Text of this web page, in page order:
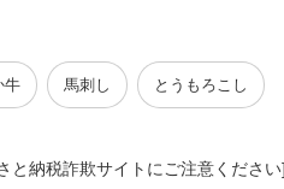
牛 馬刺し とうもろこし
と納税詐欺サイトにご注意ください]